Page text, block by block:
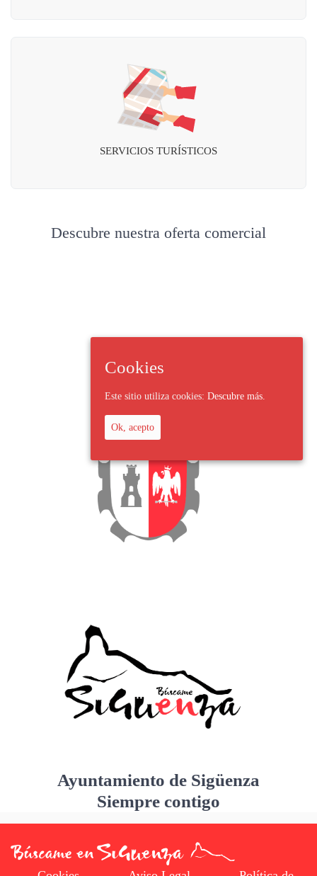
SERVICIOS TURÍSTICOS
Descubre nuestra oferta comercial
Ayuntamiento de Sigüenza
Siempre contigo
Cookies
Este sitio utiliza cookies: Descubre más.
Ok, acepto